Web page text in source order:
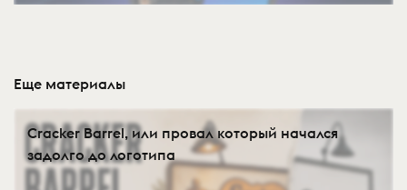
Еще материалы
Cracker Barrel, или провал который начался
задолго до логотипа